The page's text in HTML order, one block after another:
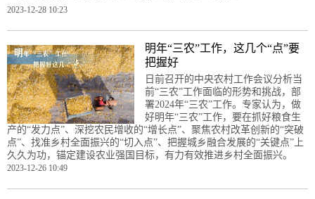
2023-12-28 10:23
明年“三农”工作，这几个“点”要
把握好
日前召开的中央农村工作会议分析当
前“三农”工作面临的形势和挑战，部
署2024年“三农”工作。专家认为，做
好明年“三农”工作，要在抓好粮食生
产的“发力点”、深挖农民增收的“增长点”、聚焦农村改革创新的“突破
点”、找准乡村全面振兴的“切入点”、把握城乡融合发展的“关键点”上
久久为功，锚定建设农业强国目标，有力有效推进乡村全面振兴。
2023-12-26 10:49